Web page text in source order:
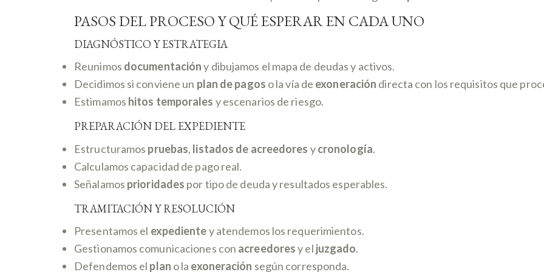
PASOS DEL PROCESO Y QUÉ ESPERAR EN CADA UNO
DIAGNÓSTICO Y ESTRATEGIA
Reunimos documentacióny dibujamos el mapa de deudas y activos.
Decidimos si conviene un plan de pagos o la vía de exoneración directa con los requisitos que
Estimamos hitos temporales y escenarios de riesgo.
PREPARACIÓN DEL EXPEDIENTE
Estructuramos pruebas, listados de acreedores ycronología.
Calculamos capacidad de pago real.
Señalamos prioridades por tipo de deuda y resultados esperables.
TRAMITACIÓN Y RESOLUCIÓN
Presentamos el expedientey atendemos los requerimientos.
Gestionamos comunicaciones con acreedoresy el juzgado.
Defendemos el plan o la exoneración según corresponda.